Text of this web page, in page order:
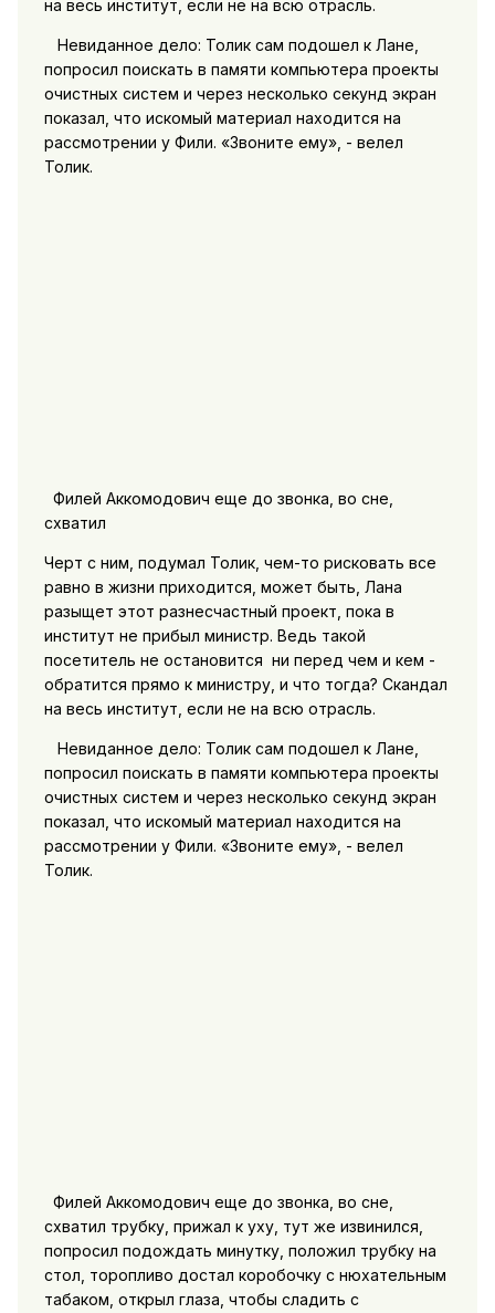
на весь институт, если не на всю отрасль.
Невиданное дело: Толик сам подошел к Лане,
попросил поискать в памяти компьютера проекты
очистных систем и через несколько секунд экран
показал, что искомый материал находится на
рассмотрении у Фили. «Звоните ему», - велел
Толик.
Филей Аккомодович еще до звонка, во сне,
схватил
Черт с ним, подумал Толик, чем-то рисковать все
равно в жизни приходится, может быть, Лана
разыщет этот разнесчастный проект, пока в
институт не прибыл министр. Ведь такой
посетитель не остановится ни перед чем и кем -
обратится прямо к министру, и что тогда? Скандал
на весь институт, если не на всю отрасль.
Невиданное дело: Толик сам подошел к Лане,
попросил поискать в памяти компьютера проекты
очистных систем и через несколько секунд экран
показал, что искомый материал находится на
рассмотрении у Фили. «Звоните ему», - велел
Толик.
Филей Аккомодович еще до звонка, во сне,
схватил трубку, прижал к уху, тут же извинился,
попросил подождать минутку, положил трубку на
стол, торопливо достал коробочку с нюхательным
табаком, открыл глаза, чтобы сладить с